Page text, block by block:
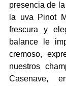
presencia de
la uva Pinot
frescura y
balance le
cremoso,
nuestros
Casenave,